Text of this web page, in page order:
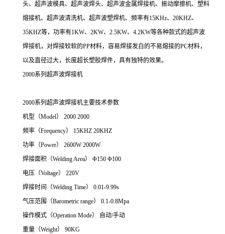
头、超声波模具、超声波焊头、超声波金属焊接机、振动摩擦机、塑料
熔接机、超声波清洗机、超声波塑焊机、频率有15KHz、20KHZ、
35KHZ等，功率有1KW、2KW、2.5KW、4.2KW等各种款式的超声波
焊接机，对焊接较软的PP材料，容易焊接发白的不易熔接的PC材料，
以及直径过大，长度超长塑胶焊件，具有独特的效果。
2000系列超声波焊接机
2000系列超声波焊接机主要技术参数
机型（Model） 2000 2000
频率（Frequency） 15KHZ 20KHZ
功率（Power） 2600W 2000W
焊接面积（Welding Area） Φ150 Φ100
电压（Voltage） 220V
焊接时间（Welding Time） 0.01-9.99s
气压范围（Barometric range） 0.1-0.8Mpa
操作模式（Operation Mode） 自动/手动
重量（Weight） 90KG